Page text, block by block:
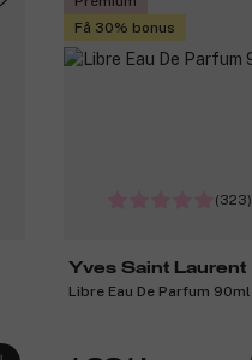
Få 30% bonus
(323)
Yves Saint Laurent
Libre Eau De Parfum 90ml